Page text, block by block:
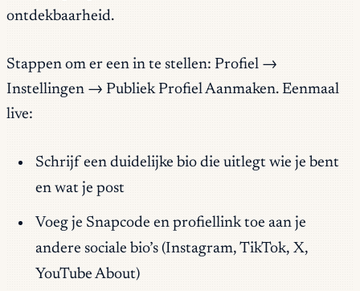
ontdekbaarheid.
Stappen om er een in te stellen: Profiel →
Instellingen → Publiek Profiel Aanmaken. Eenmaal
live:
Schrijf een duidelijke bio die uitlegt wie je bent
en wat je post
Voeg je Snapcode en profiellink toe aan je
andere sociale bio’s (Instagram, TikTok, X,
YouTube About)